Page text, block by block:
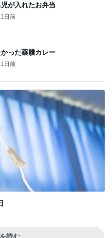
が入れたお弁当
1日前
った薬膳カレー
1日前